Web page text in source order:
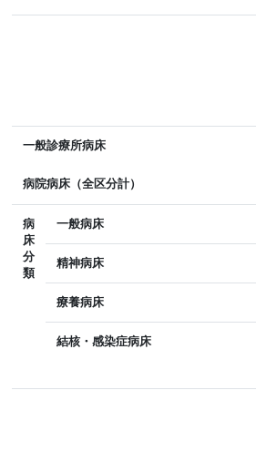
一般診療所病床
病院病床（全区分計）
病
床
分
類
一般病床
精神病床
療養病床
結核・感染症病床